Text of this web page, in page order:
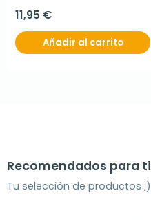
11,95 €
Añadir al carrito
Recomendados para ti
Tu selección de productos ;)